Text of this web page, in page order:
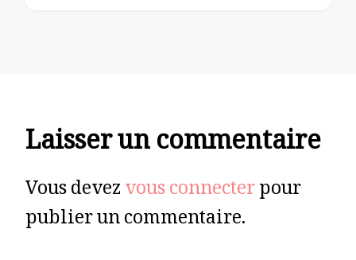
Laisser un commentaire
Vous devezvous connecterpour
publier un commentaire.